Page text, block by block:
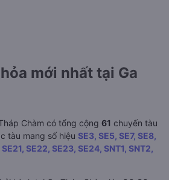
mới nhất tại Ga
Chàm có tổng cộng 61 chuyến tàu
tàu mang số hiệu SE3, SE5, SE7, SE8,
SE21, SE22, SE23, SE24, SNT1, SNT2,